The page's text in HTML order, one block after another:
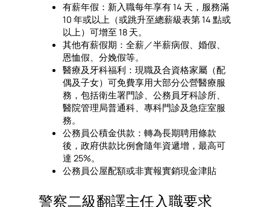
有薪年假：新入職每年享有 14 天，服務滿
10 年或以上（或跳升至總薪級表第 14 點或
以上）可增至 18 天。
其他有薪假期：全薪／半薪病假、婚假、
恩恤假、分娩假等。
醫療及牙科福利：現職及合資格家屬（配
偶及子女）可免費享用大部分公營醫療服
務，包括衛生署門診、公務員牙科診所、
醫院管理局普通科、專科門診及急症室服
務。
公務員公積金供款：轉為長期聘用條款
後，政府供款比例會隨年資遞增，最高可
達 25%。
公務員公屋配額或非實報實銷現金津貼
警察二級翻譯主任入職要求